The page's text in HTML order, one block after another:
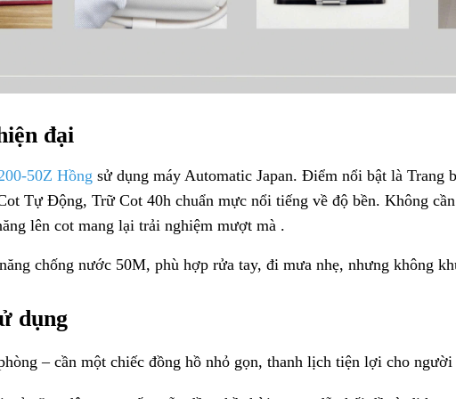
đại
50Z Hồng sử dụng máy Automatic Japan. Điểm nổi bật là Trang
Tự Động, Trữ Cot 40h chuẩn mực nổi tiếng về độ bền. Không
lên cot mang lại trải nghiệm mượt mà .
chống nước 50M, phù hợp rửa tay, đi mưa nhẹ, nhưng không
dụng
– cần một chiếc đồng hồ nhỏ gọn, thanh lịch tiện lợi cho